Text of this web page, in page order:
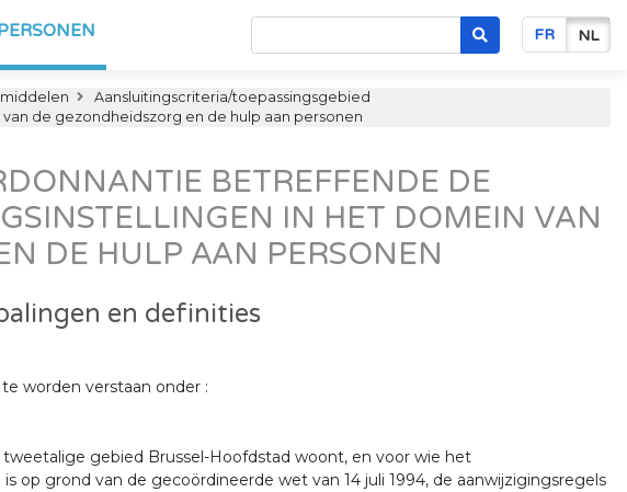
FR NL
Aansluitingscriteria/toepassingsgebied
van de gezondheidszorg en de hulp aan personen
BETREFFENDE DE
IN HET DOMEIN VAN
DE HULP AAN PERSONEN
en definities
worden verstaan onder :
gebied Brussel-Hoofdstad woont, en voor wie het
op grond van de gecoördineerde wet van 14 juli 1994, de aanwijzigingsregels